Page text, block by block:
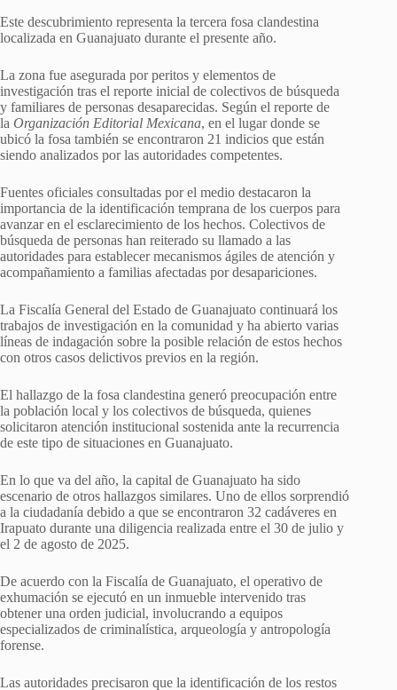
Este descubrimiento representa la tercera fosa clandestina
localizada en Guanajuato durante el presente año.
La zona fue asegurada por peritos y elementos de
investigación tras el reporte inicial de colectivos de búsqueda
y familiares de personas desaparecidas. Según el reporte de
la Organización Editorial Mexicana, en el lugar donde se
ubicó la fosa también se encontraron 21 indicios que están
siendo analizados por las autoridades competentes.
Fuentes oficiales consultadas por el medio destacaron la
importancia de la identificación temprana de los cuerpos para
avanzar en el esclarecimiento de los hechos. Colectivos de
búsqueda de personas han reiterado su llamado a las
autoridades para establecer mecanismos ágiles de atención y
acompañamiento a familias afectadas por desapariciones.
La Fiscalía General del Estado de Guanajuato continuará los
trabajos de investigación en la comunidad y ha abierto varias
líneas de indagación sobre la posible relación de estos hechos
con otros casos delictivos previos en la región.
El hallazgo de la fosa clandestina generó preocupación entre
la población local y los colectivos de búsqueda, quienes
solicitaron atención institucional sostenida ante la recurrencia
de este tipo de situaciones en Guanajuato.
En lo que va del año, la capital de Guanajuato ha sido
escenario de otros hallazgos similares. Uno de ellos sorprendió
a la ciudadanía debido a que se encontraron 32 cadáveres en
Irapuato durante una diligencia realizada entre el 30 de julio y
el 2 de agosto de 2025.
De acuerdo con la Fiscalía de Guanajuato, el operativo de
exhumación se ejecutó en un inmueble intervenido tras
obtener una orden judicial, involucrando a equipos
especializados de criminalística, arqueología y antropología
forense.
Las autoridades precisaron que la identificación de los restos